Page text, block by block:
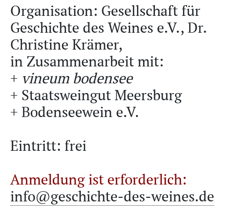
Organisation: Gesellschaft für
Geschichte des Weines e.V., Dr.
Christine Krämer,
in Zusammenarbeit mit:
+ vineum bodensee
+ Staatsweingut Meersburg
+ Bodenseewein e.V.
Eintritt: frei
Anmeldung ist erforderlich:
info@geschichte-des-weines.de